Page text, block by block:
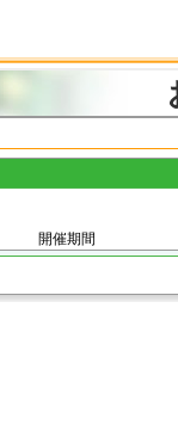
開催期間